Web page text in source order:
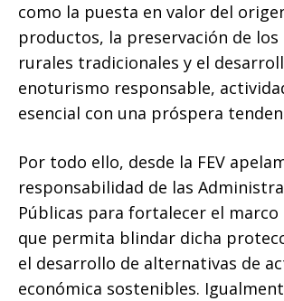
como la puesta en valor del
productos, la preservación de los
rurales tradicionales y el
enoturismo responsable,
esencial con una próspera
Por todo ello, desde la FEV
responsabilidad de las
Públicas para fortalecer el
que permita blindar dicha
el desarrollo de alternativas de
económica sostenibles.